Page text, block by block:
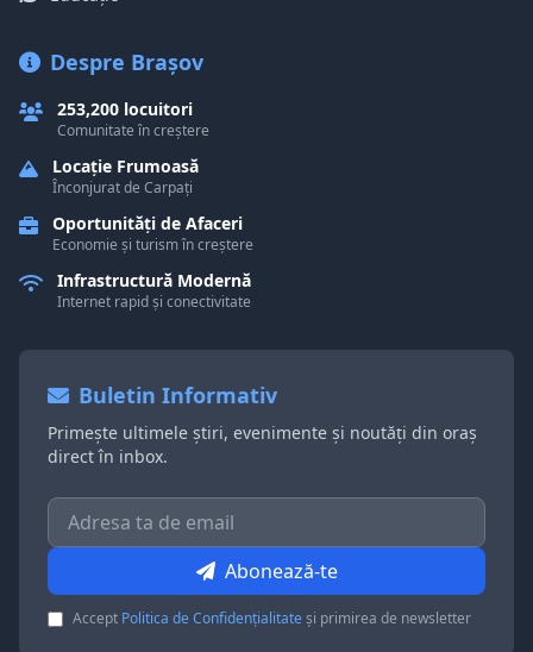
Despre Brașov
253,200 locuitori
Comunitate în creștere
Locație Frumoasă
Înconjurat de Carpați
Oportunități de Afaceri
Economie și turism în creștere
Infrastructură Modernă
Internet rapid și conectivitate
Buletin Informativ
Primește ultimele știri, evenimente și noutăți din oraș
direct în inbox.
Abonează-te
Accept Politica de Confidențialitateși primirea de newsletter